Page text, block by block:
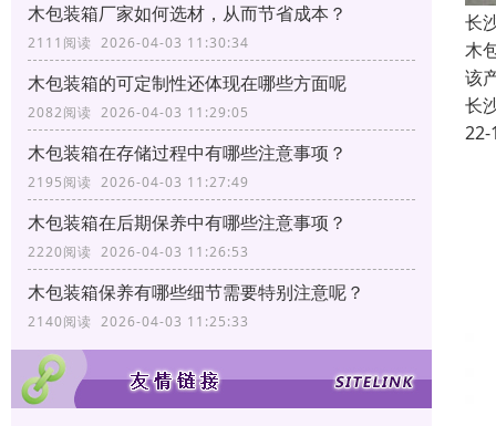
木包装箱厂家如何选材，从而节省成本？
2111阅读 2026-04-03 11:30:34
木包装箱的可定制性还体现在哪些方面呢
2082阅读 2026-04-03 11:29:05
木包装箱在存储过程中有哪些注意事项？
2195阅读 2026-04-03 11:27:49
木包装箱在后期保养中有哪些注意事项？
2220阅读 2026-04-03 11:26:53
木包装箱保养有哪些细节需要特别注意呢？
2140阅读 2026-04-03 11:25:33
长
木
该
长
22-